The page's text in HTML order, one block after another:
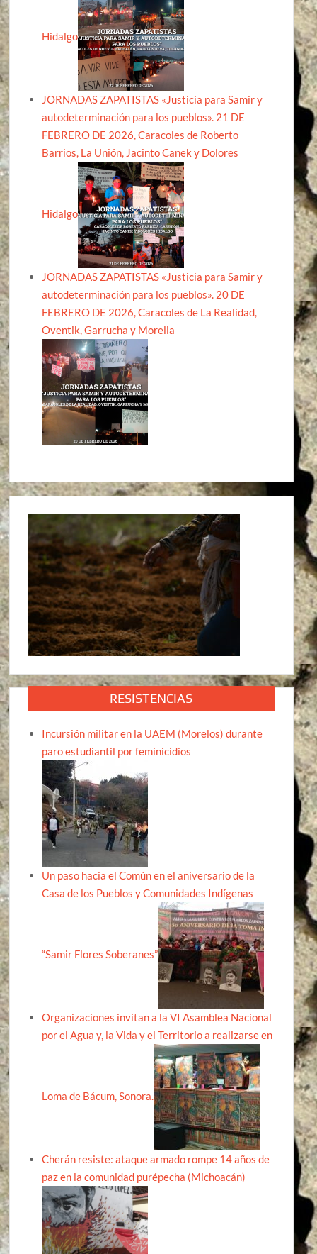
Hidalgo
JORNADAS ZAPATISTAS «Justicia para Samir y
autodeterminación para los pueblos». 21 DE
FEBRERO DE 2026, Caracoles de Roberto
Barrios, La Unión, Jacinto Canek y Dolores
Hidalgo
JORNADAS ZAPATISTAS «Justicia para Samir y
autodeterminación para los pueblos». 20 DE
FEBRERO DE 2026, Caracoles de La Realidad,
Oventik, Garrucha y Morelia
RESISTENCIAS
Incursión militar en la UAEM (Morelos) durante
paro estudiantil por feminicidios
Un paso hacia el Común en el aniversario de la
Casa de los Pueblos y Comunidades Indígenas
“Samir Flores Soberanes”
Organizaciones invitan a la VI Asamblea Nacional
por el Agua y, la Vida y el Territorio a realizarse en
Loma de Bácum, Sonora.
Cherán resiste: ataque armado rompe 14 años de
paz en la comunidad purépecha (Michoacán)